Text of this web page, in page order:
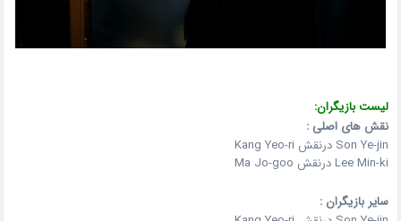
لیست بازیگران:
نقش های اصلی :
Son Ye-jin درنقش Kang Yeo-ri
Lee Min-ki درنقش Ma Jo-goo
سایر بازیگران :